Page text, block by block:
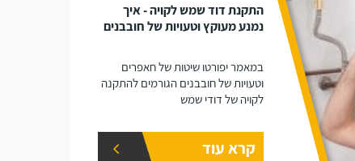
התקנת דוד שמש לקויה - איך
נמנע מעוקץ וטעויות של חובבנים
במאמר יפורטו שיטות של חאפרים
וטעויות של חובבנים הגורמים להתקנה
לקויה של דודי שמש
קרא עוד